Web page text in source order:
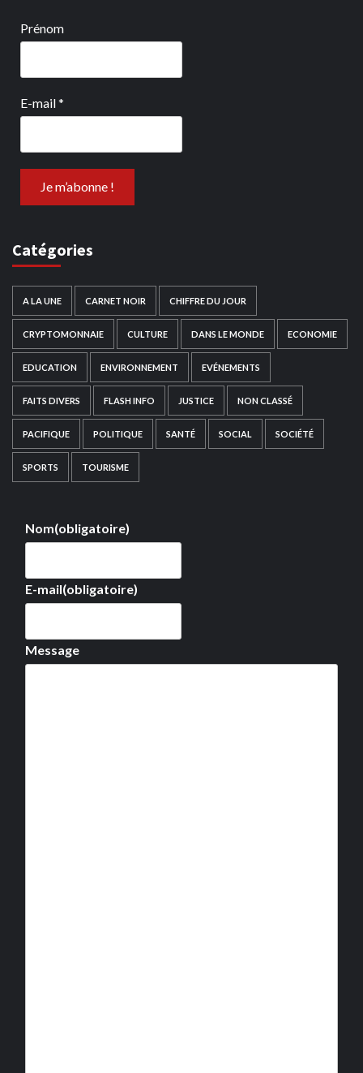
Prénom
E-mail*
Catégories
A LA UNE CARNET NOIR CHIFFRE DU JOUR
CRYPTOMONNAIE CULTURE DANS LE MONDE ECONOMIE
EDUCATION ENVIRONNEMENT EVÉNEMENTS
FAITS DIVERS FLASH INFO JUSTICE NON CLASSÉ
PACIFIQUE POLITIQUE SANTÉ SOCIAL SOCIÉTÉ
SPORTS TOURISME
Nom(obligatoire)
E-mail(obligatoire)
Message